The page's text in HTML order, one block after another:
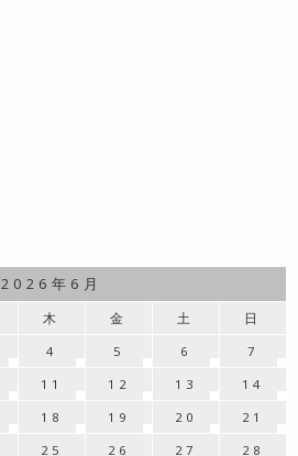
2026年6月
木 金 土 日
4 5 6
7
11 12 13
14
18 19 20
21
25 26 27
28